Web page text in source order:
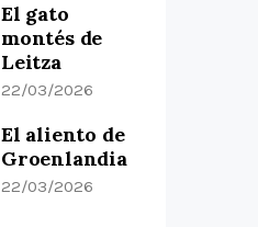
El gato
montés de
Leitza
22/03/2026
El aliento de
Groenlandia
22/03/2026